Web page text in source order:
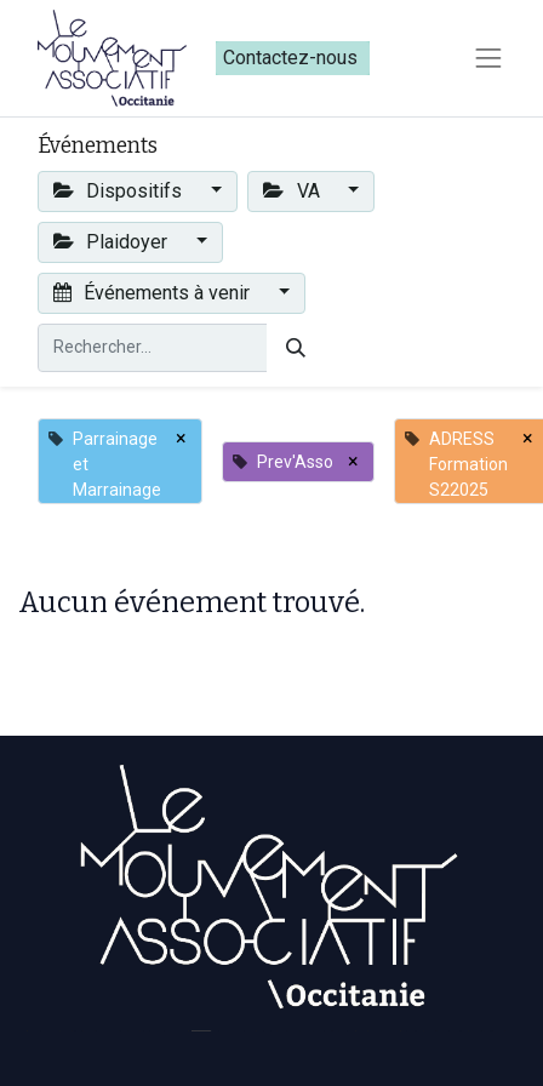
Contactez-nous​​
Événements
Dispositifs VA
Plaidoyer
Événements à venir
Parrainage
et
Marrainage
×
Prev'Asso ×
ADRESS
Formation
S22025
×
Aucun événement trouvé.